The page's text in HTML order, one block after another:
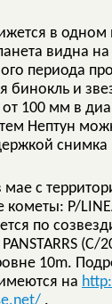
в
видна
периода
бинокль и
от 100 мм в
Нептун
снимка
с
P/
по
10m.
на